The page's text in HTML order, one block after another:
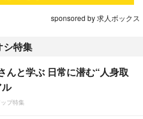
sponsored by 求人ボックス
シ特集
んと学ぶ 日常に潜む“人身取
プ特集